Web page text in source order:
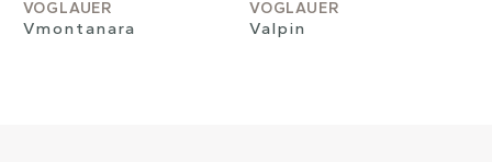
VOGLAUER
Vmontanara
VOGLAUER
Valpin